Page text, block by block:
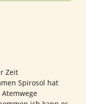
Zeit
Spirosol hat